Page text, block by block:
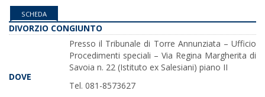
SCHEDA
DIVORZIO CONGIUNTO
DOVE
Presso il Tribunale di Torre Annunziata – Ufficio
Procedimenti speciali – Via Regina Margherita di
Savoia n. 22 (Istituto ex Salesiani) piano II
Tel. 081-8573627